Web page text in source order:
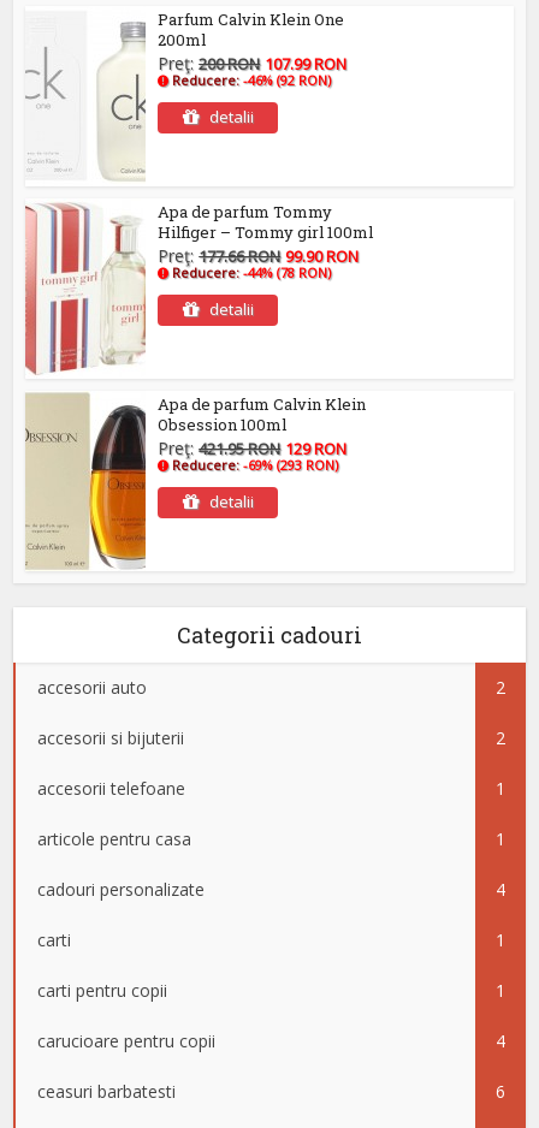
Parfum Calvin Klein One
200ml
Preţ:200 RON 107.99 RON
Reducere:-46% (92 RON)
detalii
Apa de parfum Tommy
Hilfiger – Tommy girl 100ml
Preţ:177.66 RON 99.90 RON
Reducere:-44% (78 RON)
detalii
Apa de parfum Calvin Klein
Obsession 100ml
Preţ:421.95 RON 129 RON
Reducere:-69% (293 RON)
detalii
Categorii cadouri
accesorii auto 2
accesorii si bijuterii 2
accesorii telefoane 1
articole pentru casa 1
cadouri personalizate 4
carti 1
carti pentru copii 1
carucioare pentru copii 4
ceasuri barbatesti 6